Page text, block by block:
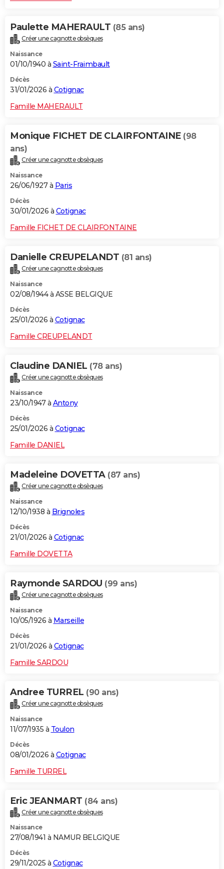
Paulette MAHERAULT (85 ans)
Créer une cagnotte obsèques
Naissance
01/10/1940 à Saint-Fraimbault
Décès
31/01/2026 à Cotignac
Famille MAHERAULT
Monique FICHET DE CLAIRFONTAINE (98
ans)
Créer une cagnotte obsèques
Naissance
26/06/1927 à Paris
Décès
30/01/2026 à Cotignac
Famille FICHET DE CLAIRFONTAINE
Danielle CREUPELANDT (81 ans)
Créer une cagnotte obsèques
Naissance
02/08/1944 à ASSE BELGIQUE
Décès
25/01/2026 à Cotignac
Famille CREUPELANDT
Claudine DANIEL (78 ans)
Créer une cagnotte obsèques
Naissance
23/10/1947 à Antony
Décès
25/01/2026 à Cotignac
Famille DANIEL
Madeleine DOVETTA (87 ans)
Créer une cagnotte obsèques
Naissance
12/10/1938 à Brignoles
Décès
21/01/2026 à Cotignac
Famille DOVETTA
Raymonde SARDOU (99 ans)
Créer une cagnotte obsèques
Naissance
10/05/1926 à Marseille
Décès
21/01/2026 à Cotignac
Famille SARDOU
Andree TURREL (90 ans)
Créer une cagnotte obsèques
Naissance
11/07/1935 à Toulon
Décès
08/01/2026 à Cotignac
Famille TURREL
Eric JEANMART (84 ans)
Créer une cagnotte obsèques
Naissance
27/08/1941 à NAMUR BELGIQUE
Décès
29/11/2025 à Cotignac